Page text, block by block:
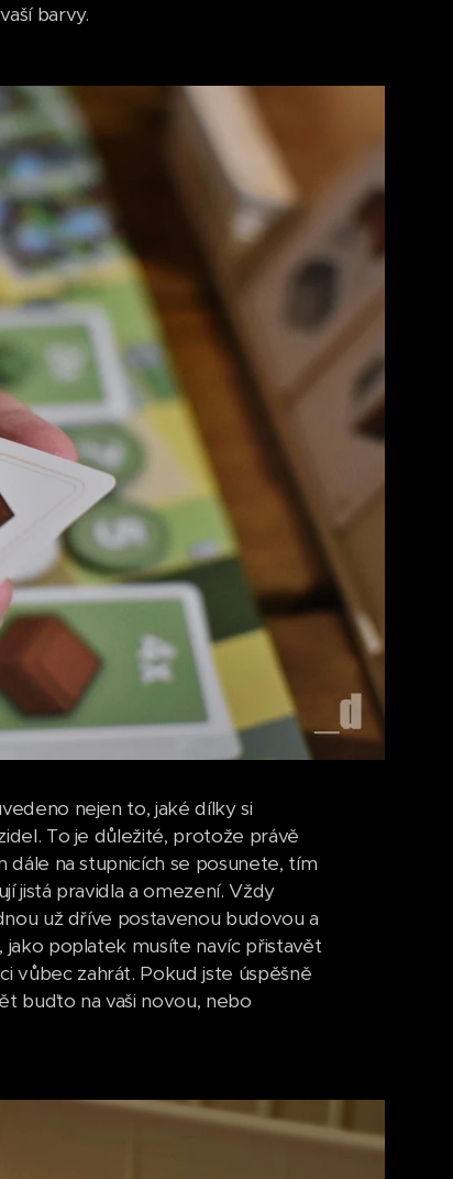
barvy.
nejen to, jaké dílky si
To je důležité, protože právě
na stupnicích se posunete, tím
jistá pravidla a omezení. Vždy
už dříve postavenou budovou a
jako poplatek musíte navíc přistavět
vůbec zahrát. Pokud jste úspěšně
buďto na vaši novou, nebo